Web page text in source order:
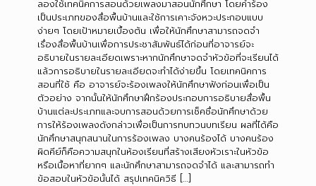
ลองใช้เทคนิคการสอนด้วยเพลงมาสอนนักศึกษา โดยคำร้อง
เป็นประเภทของสื่อพื้นบ้านและใช้การเคาะจังหวะประกอบแบบ
ง่ายๆ โดยเป้าหมายเบื้องต้น เพื่อให้นักศึกษาสามารถจดจำ
เรื่องสื่อพื้นบ้านเพื่อการประชาสัมพันธ์ได้ก่อนที่อาจารย์จะ
อธิบายในรายละเอียดเพราะหากนักศึกษาจดจำหัวข้อที่จะเรียนได้
แล้วการอธิบายในรายละเอียดจะทำได้ง่ายขึ้น โดยเทคนิคการ
สอนที่ใช้ คือ อาจารย์จะร้องเพลงให้นักศึกษาฟังก่อนเพื่อเป็น
ตัวอย่าง จากนั้นให้นักศึกษาฝึกร้องประกอบการอธิบายสื่อพื้น
บ้านแต่ละประเภทและจบการสอนด้วยการเช็คชื่อนักศึกษาด้วย
การให้ร้องเพลงดังกล่าวเพื่อเป็นการทบทวนบทเรียน ผลที่ได้คือ
นักศึกษาสนุกสนานในการร้องเพลง บางคนร้องได้ บางคนร้อง
ผิดคีย์ก็คือความสนุกในห้องเรียนที่สร้างเสียงหัวเราะในหัวข้อ
หรือเนื้อหาที่ยากๆ และนักศึกษาสามารถจดจำได้ และสามารถทำ
ข้อสอบในหัวข้อนั้นได้ สรุปเทคนิควิธี […]